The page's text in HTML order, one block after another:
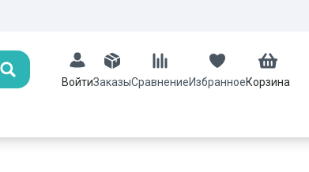
Поиск
ВойтиЗаказыСравнениеИзбранноеКорзина